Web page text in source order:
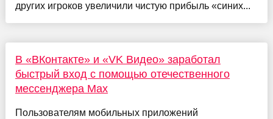
других игроков увеличили чистую прибыль «синих...
В «ВКонтакте» и «VK Видео» заработал
быстрый вход с помощью отечественного
мессенджера Max
Пользователям мобильных приложений